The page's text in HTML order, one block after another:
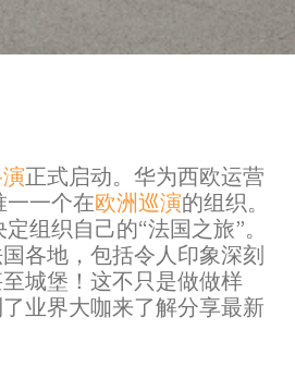
正式启动。华为西欧运营
一一个在欧洲巡演的组织。
组织自己的“法国之旅”。
各地，包括令人印象深刻
城堡！这不只是做做样
业界大咖来了解分享最新